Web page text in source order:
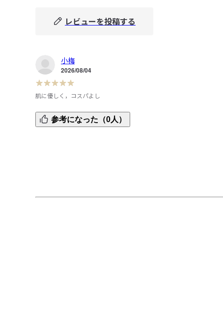
レビューを投稿する
小梅
2026/08/04
肌に優しく，コスパよし
汗をしっかり吸収してくれ，敏感肌の私に優しい製品です。
綿なので洗濯にも強いです。裏返して着用する日もあり、両
参考になった（0人）